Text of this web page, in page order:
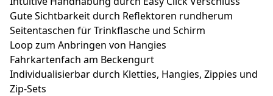
Gute Sichtbarkeit durch Reflektoren rundherum
Seitentaschen für Trinkflasche und Schirm
Loop zum Anbringen von Hangies
Fahrkartenfach am Beckengurt
Individualisierbar durch Kletties, Hangies, Zippies und
Zip-Sets